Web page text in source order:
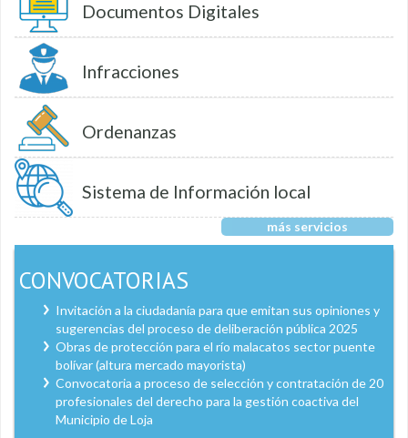
Documentos Digitales
Infracciones
Ordenanzas
Sistema de Información local
más servicios
CONVOCATORIAS
Invitación a la ciudadanía para que emitan sus opiniones y
sugerencias del proceso de deliberación pública 2025
Obras de protección para el río malacatos sector puente
bolívar (altura mercado mayorista)
Convocatoria a proceso de selección y contratación de 20
profesionales del derecho para la gestión coactiva del
Municipio de Loja